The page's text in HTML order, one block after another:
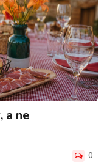
a ne
0